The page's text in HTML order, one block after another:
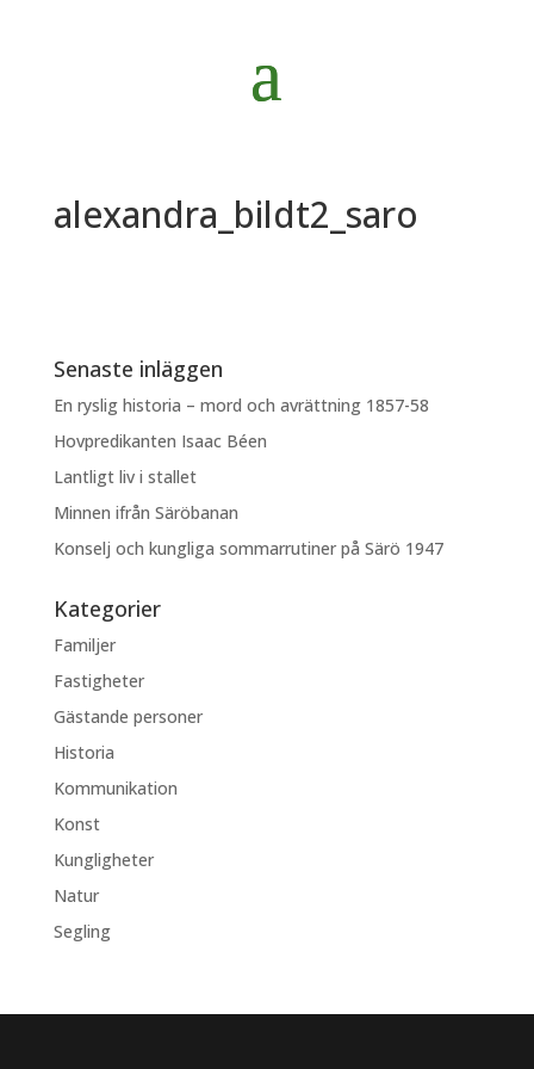
alexandra_bildt2_saro
Senaste inläggen
En ryslig historia – mord och avrättning 1857-58
Hovpredikanten Isaac Béen
Lantligt liv i stallet
Minnen ifrån Säröbanan
Konselj och kungliga sommarrutiner på Särö 1947
Kategorier
Familjer
Fastigheter
Gästande personer
Historia
Kommunikation
Konst
Kungligheter
Natur
Segling